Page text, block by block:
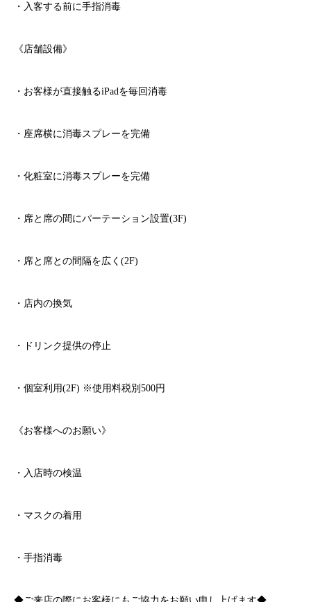
・入客する前に手指消毒
《店舗設備》
・お客様が直接触るiPad を毎回消毒
・座席横に消毒スプレーを完備
・化粧室に消毒スプレーを完備
・席と席の間にパーテーション設置(3F)
・席と席との間隔を広く (2F)
・店内の換気
・ドリンク提供の停止
・個室利用(2F) ※使用料税別 500円
《お客様へのお願い》
・入店時の検温
・マスクの着用
・手指消毒